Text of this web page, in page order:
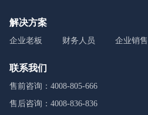
解决方案
企业老板 财务人员 企业销售
联系我们
售前咨询：4008-805-666
售后咨询：4008-836-836